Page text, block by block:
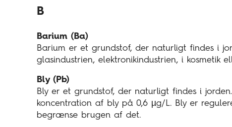
B
Barium (Ba)
Barium er et grundstof, der naturligt findes i
glasindustrien, elektronikindustrien, i kosmetik
Bly (Pb)
Bly er et grundstof, der naturligt findes i
koncentration af bly på 0,6 µg/L. Bly er
begrænse brugen af det.